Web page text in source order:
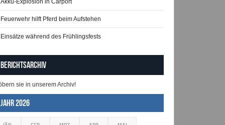
Akku-Explosion in Carport
Feuerwehr hilft Pferd beim Aufstehen
Einsätze während des Frühlingsfests
Berichtsarchiv
sie in unserem Archiv!
Jahr 2026